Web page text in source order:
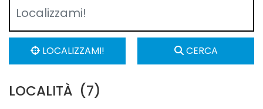
LOCALIZZAMI! CERCA
LOCALITÀ (7)